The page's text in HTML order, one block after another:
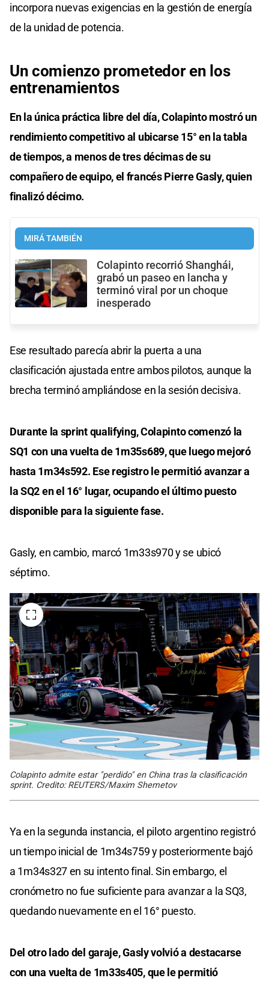
incorpora nuevas exigencias en la gestión de energía
de la unidad de potencia.
Un comienzo prometedor en los
entrenamientos
En la única práctica libre del día, Colapinto mostró un
rendimiento competitivo al ubicarse 15° en la tabla
de tiempos, a menos de tres décimas de su
compañero de equipo, el francés Pierre Gasly, quien
finalizó décimo.
MIRÁ TAMBIÉN
Colapinto recorrió Shanghái,
grabó un paseo en lancha y
terminó viral por un choque
inesperado
Ese resultado parecía abrir la puerta a una
clasificación ajustada entre ambos pilotos, aunque la
brecha terminó ampliándose en la sesión decisiva.
Durante la sprint qualifying, Colapinto comenzó la
SQ1 con una vuelta de 1m35s689, que luego mejoró
hasta 1m34s592. Ese registro le permitió avanzar a
la SQ2 en el 16° lugar, ocupando el último puesto
disponible para la siguiente fase.
Gasly, en cambio, marcó 1m33s970 y se ubicó
séptimo.
Colapinto admite estar "perdido" en China tras la clasificación
sprint. Credito: REUTERS/Maxim Shemetov
Ya en la segunda instancia, el piloto argentino registró
un tiempo inicial de 1m34s759 y posteriormente bajó
a 1m34s327 en su intento final. Sin embargo, el
cronómetro no fue suficiente para avanzar a la SQ3,
quedando nuevamente en el 16° puesto.
Del otro lado del garaje, Gasly volvió a destacarse
con una vuelta de 1m33s405, que le permitió